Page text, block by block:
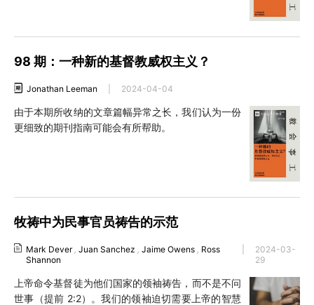
团契生活与祷告
法语
罗马尼亚语
越南语
意大利语
阿尔巴尼亚语
塞尔维亚语 柬埔寨语
98 期：一种新的基督教威权主义？
Jonathan Leeman 2024-04-04
由于本期所收纳的文章篇幅异常之长，我们认为一份
更细致的期刊指南可能会有所帮助。
牧祷中为民事官员祷告的示范
Mark Dever , Juan Sanchez , Jaime Owens , Ross
Shannon
2024-03-
29
上帝命令基督徒为他们国家的领袖祷告，而不是不问
世事（提前 2:2）。我们的领袖迫切需要上帝的智慧